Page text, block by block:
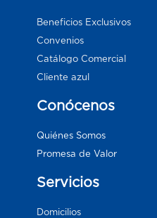
Beneficios Exclusivos
Convenios
Catálogo Comercial
Cliente azul
Conócenos
Quiénes Somos
Promesa de Valor
Servicios
Domicilios